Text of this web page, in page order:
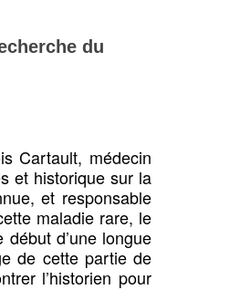
du
Cartault, médecin
et historique sur la
et responsable
maladie rare, le
d’une longue
de cette partie de
l’historien pour